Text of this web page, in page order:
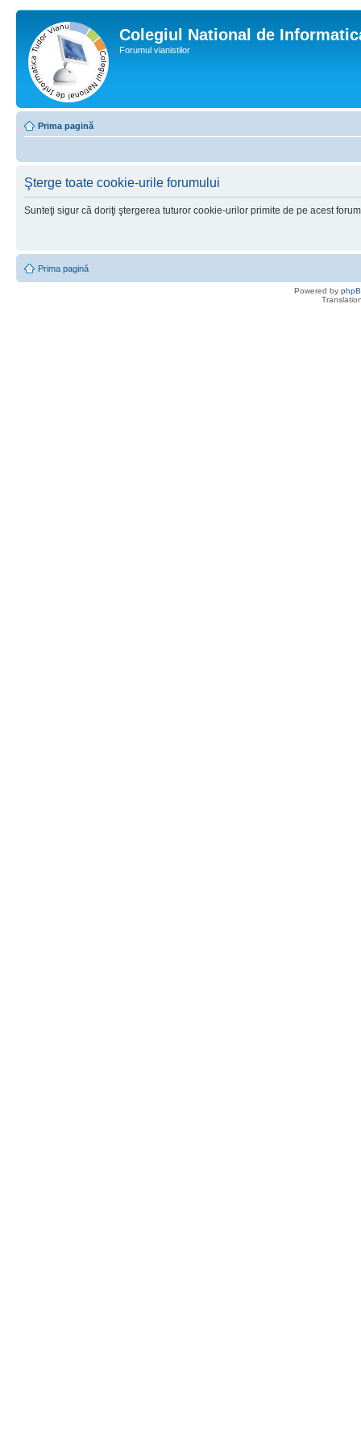
Colegiul National de
Forumul vianistilor
Prima pagină
Şterge toate cookie-urile forumului
Sunteţi sigur că doriţi ştergerea tuturor cookie-urilor primite de pe acest
Prima pagină
Powered by